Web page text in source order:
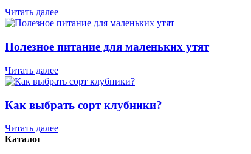
Читать далее
Полезное питание для маленьких утят
Читать далее
Как выбрать сорт клубники?
Читать далее
Каталог